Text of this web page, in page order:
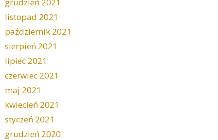
listopad 2021
październik 2021
sierpień 2021
lipiec 2021
czerwiec 2021
maj 2021
kwiecień 2021
styczeń 2021
grudzień 2020